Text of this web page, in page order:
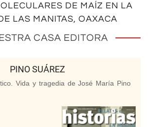
DE MAÍZ EN LA
LAS MANITAS, OAXACA
CASA EDITORA
PINO SUÁREZ
Vida y tragedia de José María Pino